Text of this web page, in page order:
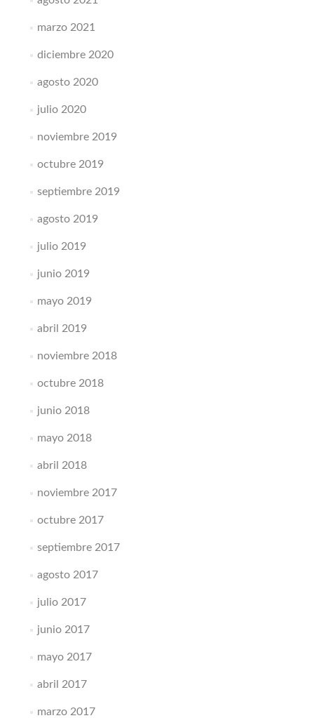
marzo 2021
diciembre 2020
agosto 2020
julio 2020
noviembre 2019
octubre 2019
septiembre 2019
agosto 2019
julio 2019
junio 2019
mayo 2019
abril 2019
noviembre 2018
octubre 2018
junio 2018
mayo 2018
abril 2018
noviembre 2017
octubre 2017
septiembre 2017
agosto 2017
julio 2017
junio 2017
mayo 2017
abril 2017
marzo 2017